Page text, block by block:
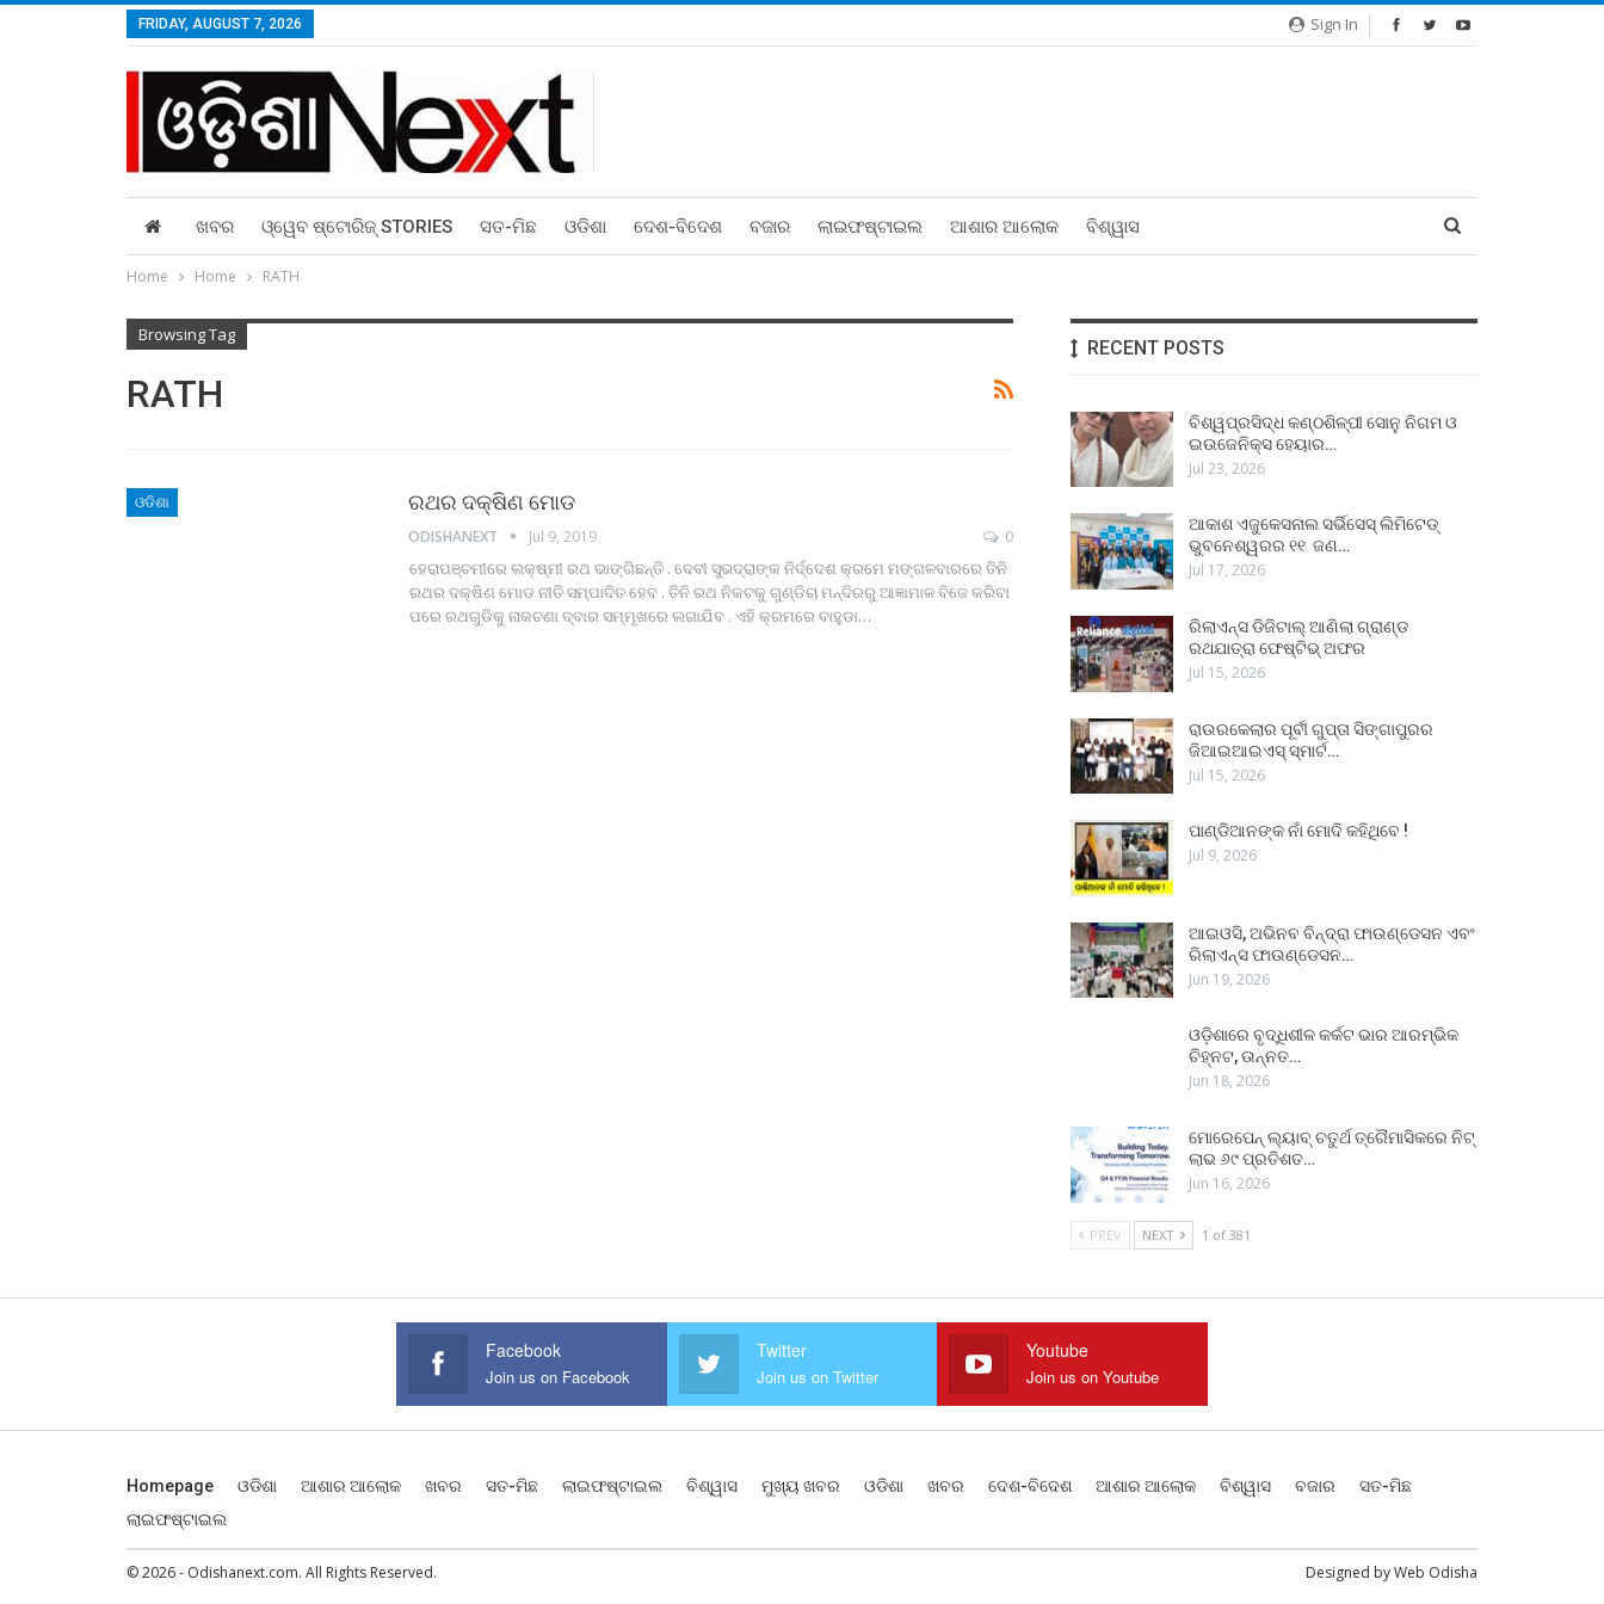
Sign In
FRIDAY, AUGUST 7, 2026
ଖବର ଓ୍ୱେବ ଷ୍ଟୋରିଜ୍‌ STORIES ସତ-ମିଛ ଓଡିଶା ଦେଶ-ବିଦେଶ ବଜାର ଲାଇଫଷ୍ଟାଇଲ ଆଶାର ଆଲୋକ ବିଶ୍ୱାସ
Home Home RATH
Browsing Tag
RATH
ଓଡିଶା ରଥର ଦକ୍ଷିଣ ମୋଡ
ODISHANEXT Jul 9, 2019 0
ହେରାପଞ୍ଚମୀରେ ଲକ୍ଷ୍ମୀ ରଥ ଭାଙ୍ଗିଛନ୍ତି . ଦେବୀ ସୁଭଦ୍ରାଙ୍କ ନିର୍ଦ୍ଦେଶ କ୍ରମେ ମଙ୍ଗଳବାରରେ ତିନି
ରଥର ଦକ୍ଷିଣ ମୋଡ ନୀତି ସମ୍ପାଦିତ ହେବ . ତିନି ରଥ ନିକଟକୁ ଗୁଣ୍ଡିଚା ମନ୍ଦିରରୁ ଆଜ୍ଞାମାଳ ବିଜେ କରିବା
ପରେ ରଥଗୁଡିକୁ ନାକଚଣା ଦ୍ବାର ସମ୍ମୂଖରେ ଲଗାଯିବ . ଏହି କ୍ରମରେ ବାହୁଡା…
RECENT POSTS
ବିଶ୍ୱପ୍ରସିଦ୍ଧ କଣ୍ଠଶିଳ୍ପୀ ସୋନୁ ନିଗମ ଓ
ଇଉଜେନିକ୍ସ ହେୟାର…
Jul 23, 2026
ଆକାଶ ଏଜୁକେସନାଲ ସର୍ଭିସେସ୍ ଲିମିଟେଡ୍
ଭୁବନେଶ୍ୱରର ୧୧ ଜଣ…
Jul 17, 2026
ରିଲାଏନ୍ସ ଡିଜିଟାଲ୍ ଆଣିଲା ଗ୍ରାଣ୍ଡ
ରଥଯାତ୍ରା ଫେଷ୍ଟିଭ୍ ଅଫର
Jul 15, 2026
ରାଉରକେଲାର ପୂର୍ବୀ ଗୁପ୍ତା ସିଙ୍ଗାପୁରର
ଜିଆଇଆଇଏସ୍ ସ୍ମାର୍ଟ…
Jul 15, 2026
ପାଣ୍ଡିଆନଙ୍କ ନାଁ ମୋଦି କହିଥିବେ !
Jul 9, 2026
ଆଇଓସି, ଅଭିନବ ବିନ୍ଦ୍ରା ଫାଉଣ୍ଡେସନ ଏବଂ
ରିଲାଏନ୍ସ ଫାଉଣ୍ଡେସନ…
Jun 19, 2026
ଓଡ଼ିଶାରେ ବୃଦ୍ଧିଶୀଳ କର୍କଟ ଭାର ଆରମ୍ଭିକ
ଚିହ୍ନଟ, ଉନ୍ନତ…
Jun 18, 2026
ମୋରେପେନ୍ ଲ୍ୟାବ୍ ଚତୁର୍ଥ ତ୍ରୈମାସିକରେ ନିଟ୍
ଲାଭ ୬୯ ପ୍ରତିଶତ…
Jun 16, 2026
PREV NEXT 1 of 381
Facebook
Join us on Facebook
Twitter
Join us on Twitter
Youtube
Join us on Youtube
Homepage ଓଡିଶା ଆଶାର ଆଲୋକ ଖବର ସତ-ମିଛ ଲାଇଫଷ୍ଟାଇଲ ବିଶ୍ୱାସ ମୁଖ୍ୟ ଖବର ଓଡିଶା ଖବର ଦେଶ-ବିଦେଶ ଆଶାର ଆଲୋକ ବିଶ୍ୱାସ ବଜାର
ସତ-ମିଛ
ଲାଇଫଷ୍ଟାଇଲ
© 2026 - Odishanext.com. All Rights Reserved. Designed byWeb Odisha